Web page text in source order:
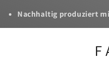
Nachhaltig produziert
F